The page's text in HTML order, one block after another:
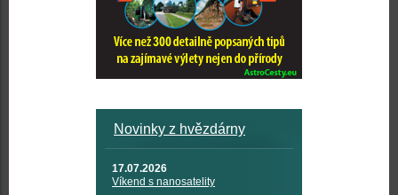
Novinky z hvězdárny
17.07.2026
Víkend s nanosatelity